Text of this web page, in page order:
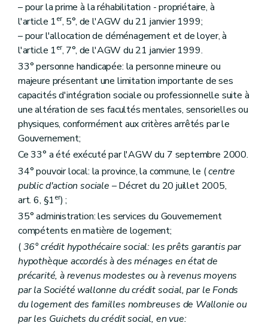
– pour la prime à la réhabilitation - propriétaire, à
l'article 1er, 5°, de l'AGW du 21 janvier 1999;
– pour l'allocation de déménagement et de loyer, à
l'article 1er, 7°, de l'AGW du 21 janvier 1999.
33° personne handicapée: la personne mineure ou
majeure présentant une limitation importante de ses
capacités d'intégration sociale ou professionnelle suite à
une altération de ses facultés mentales, sensorielles ou
physiques, conformément aux critères arrêtés par le
Gouvernement;
Ce 33° a été exécuté par l'AGW du 7 septembre 2000.
34° pouvoir local: la province, la commune, le (centre
public d'action sociale – Décret du 20 juillet 2005,
art. 6, §1er) ;
35° administration: les services du Gouvernement
compétents en matière de logement;
(36° crédit hypothécaire social: les prêts garantis par
hypothèque accordés à des ménages en état de
précarité, à revenus modestes ou à revenus moyens
par la Société wallonne du crédit social, par le Fonds
du logement des familles nombreuses de Wallonie ou
par les Guichets du crédit social, en vue: